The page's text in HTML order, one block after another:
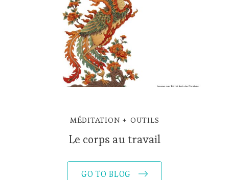
MÉDITATION OUTILS
Le corps au travail
GO TO BLOG